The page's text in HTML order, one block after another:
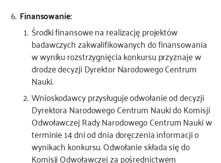
Finansowanie:
Środki finansowe na realizację projektów
badawczych zakwalifikowanych do finansowania
w wyniku rozstrzygnięcia konkursu przyznaje w
drodze decyzji Dyrektor Narodowego Centrum
Nauki.
Wnioskodawcy przysługuje odwołanie od decyzji
Dyrektora Narodowego Centrum Nauki do Komisji
Odwoławczej Rady Narodowego Centrum Nauki w
terminie 14 dni od dnia doręczenia informacji o
wynikach konkursu. Odwołanie składa się do
Komisji Odwoławczej za pośrednictwem